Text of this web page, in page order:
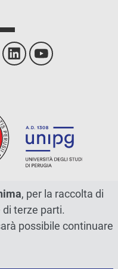
, per la raccolta di
terze parti.
possibile continuare